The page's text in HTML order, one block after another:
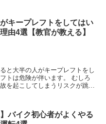
キープレフトをしてはい
由4選【教官が教える】
と大半の人がキープレフトをし
トは危険が伴います。 むしろ
を起こしてしまうリスクが跳ね
】バイク初心者がよくやる